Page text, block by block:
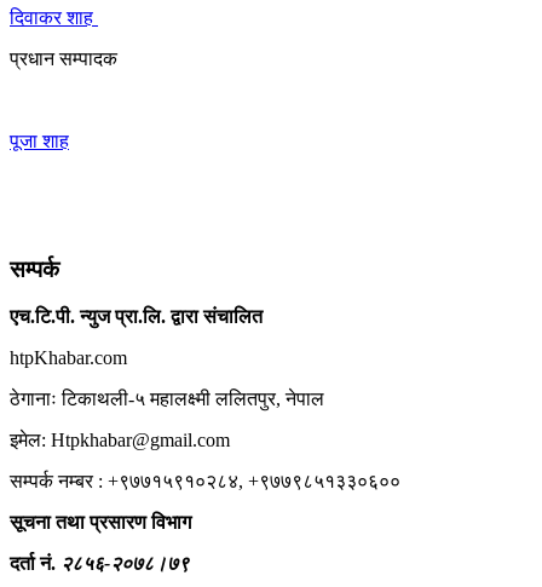
दिवाकर शाह
प्रधान सम्पादक
पूजा शाह
सम्पर्क
एच.टि.पी. न्युज प्रा.लि. द्वारा संचालित
htpKhabar.com
ठेगानाः टिकाथली-५ महालक्ष्मी ललितपुर, नेपाल
इमेल: Htpkhabar@gmail.com
सम्पर्क नम्बर : +९७७१५९१०२८४, +९७७९८५१३३०६००
सूचना तथा प्रसारण विभाग
दर्ता नं. २८५६-२०७८।७९